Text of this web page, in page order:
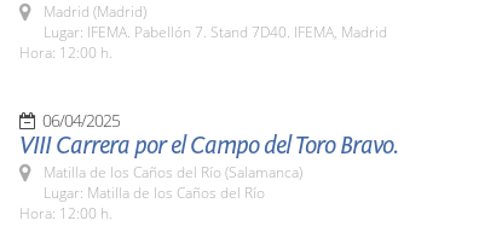
Madrid (Madrid)
Lugar: IFEMA. Pabellón 7. Stand 7D40. IFEMA, Madrid
Hora: 12:00 h.
06/04/2025
VIII Carrera por el Campo del Toro Bravo.
Matilla de los Caños del Río (Salamanca)
Lugar: Matilla de los Caños del Río
Hora: 12:00 h.